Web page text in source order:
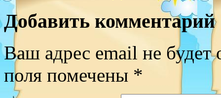
Добавить комментарий
Ваш адрес email не будет
поля помечены *